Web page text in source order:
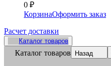
0 ₽
КорзинаОформить заказ
Расчет доставки
Каталог товаров
Каталог товаров Назад